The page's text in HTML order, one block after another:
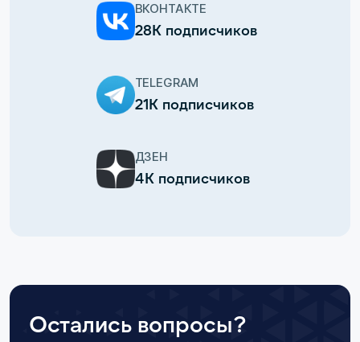
ВКОНТАКТЕ
28К подписчиков
TELEGRAM
21К подписчиков
ДЗЕН
4К подписчиков
Остались вопросы?